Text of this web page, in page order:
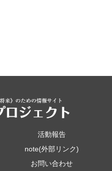
活動報告
note(外部リンク)
お問い合わせ